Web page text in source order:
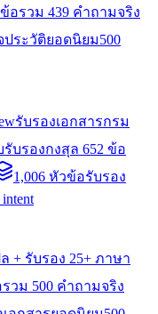
อรวม 439 คำถามจริง
ประวัติยอดนิยม500
รับรองเอกสารกรม
บรองกงสุล 652 ข้อ
1,006 หัวข้อรับรอง
+ รับรอง 25+ ภาษา
รวม 500 คำถามจริง